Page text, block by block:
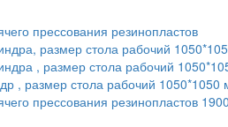
прессования резинопластов
размер стола рабочий
, размер стола рабочий
, размер стола рабочий 1050*1050
прессования резинопластов